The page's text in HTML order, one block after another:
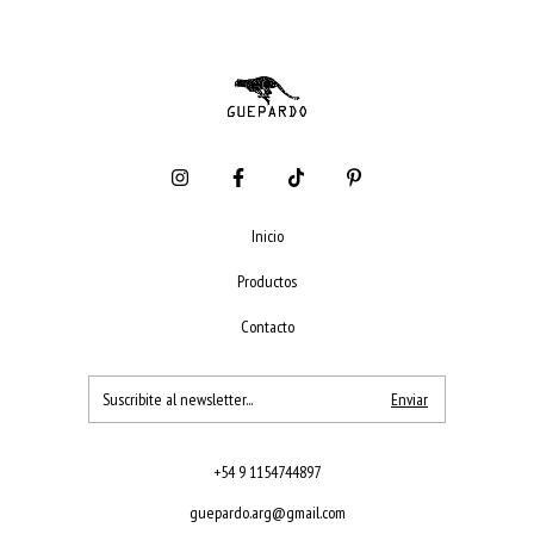
Inicio
Productos
Contacto
+54 9 1154744897
guepardo.arg@gmail.com